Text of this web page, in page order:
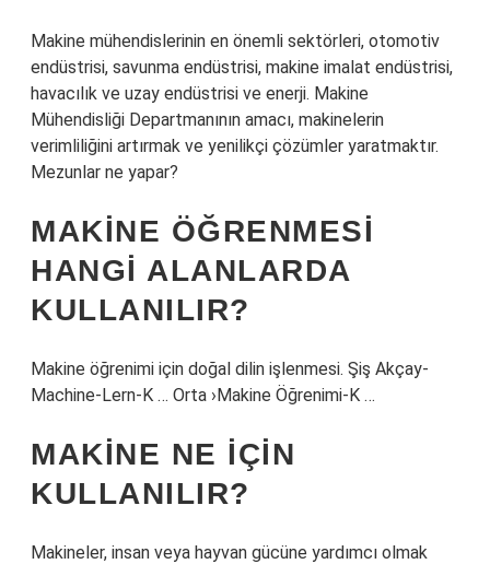
Makine mühendislerinin en önemli sektörleri, otomotiv
endüstrisi, savunma endüstrisi, makine imalat endüstrisi,
havacılık ve uzay endüstrisi ve enerji. Makine
Mühendisliği Departmanının amacı, makinelerin
verimliliğini artırmak ve yenilikçi çözümler yaratmaktır.
Mezunlar ne yapar?
MAKINE ÖĞRENMESI
HANGI ALANLARDA
KULLANILIR?
Makine öğrenimi için doğal dilin işlenmesi. Şiş Akçay-
Machine-Lern-K … Orta ›Makine Öğrenimi-K …
MAKINE NE IÇIN
KULLANILIR?
Makineler, insan veya hayvan gücüne yardımcı olmak